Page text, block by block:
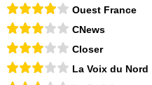
Ouest France
CNews
Closer
La Voix du Nord